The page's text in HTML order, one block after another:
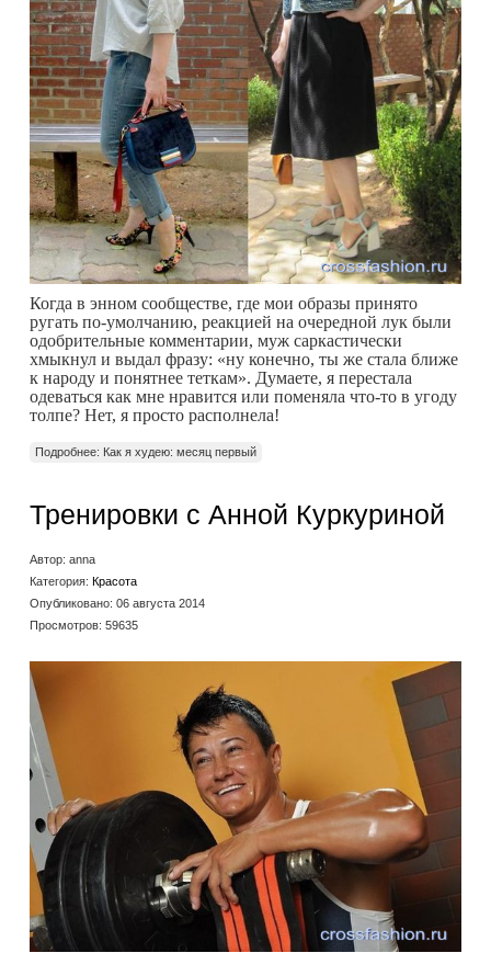
Когда в энном сообществе, где мои образы принято
ругать по-умолчанию, реакцией на очередной лук были
одобрительные комментарии, муж саркастически
хмыкнул и выдал фразу: «ну конечно, ты же стала ближе
к народу и понятнее теткам». Думаете, я перестала
одеваться как мне нравится или поменяла что-то в угоду
толпе? Нет, я просто располнела!
Подробнее: Как я худею: месяц первый
Тренировки с Анной Куркуриной
Автор: anna
Категория: Красота
Опубликовано: 06 августа 2014
Просмотров: 59635